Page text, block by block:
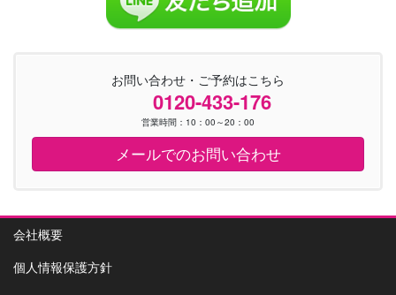
お問い合わせ・ご予約はこちら
0120-433-176
営業時間：10：00～20：00
メールでのお問い合わせ
会社概要
個人情報保護方針